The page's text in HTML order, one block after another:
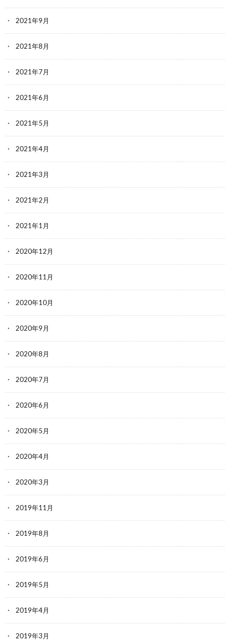
2021年9月
2021年8月
2021年7月
2021年6月
2021年5月
2021年4月
2021年3月
2021年2月
2021年1月
2020年12月
2020年11月
2020年10月
2020年9月
2020年8月
2020年7月
2020年6月
2020年5月
2020年4月
2020年3月
2019年11月
2019年8月
2019年6月
2019年5月
2019年4月
2019年3月